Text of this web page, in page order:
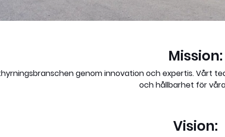
Mission:
genom innovation och expertis.
och hållbarhet för
Vision: